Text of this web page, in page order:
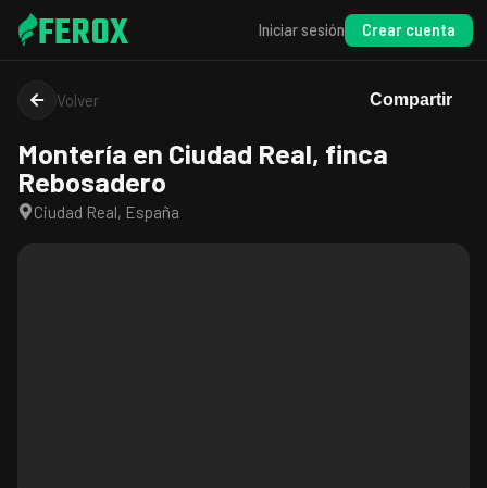
FEROX Iniciar sesión Crear cuenta
Volver Compartir
Montería en Ciudad Real, finca
Rebosadero
Ciudad Real, España